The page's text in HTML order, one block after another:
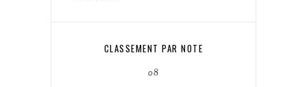
CLASSEMENT PAR NOTE
08